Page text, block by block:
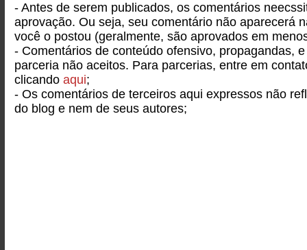
- Antes de serem publicados, os comentários
aprovação. Ou seja, seu comentário não aparecerá
você o postou (geralmente, são aprovados em
- Comentários de conteúdo ofensivo, propagandas,
parceria não aceitos. Para parcerias, entre em
clicando aqui;
- Os comentários de terceiros aqui expressos não
do blog e nem de seus autores;